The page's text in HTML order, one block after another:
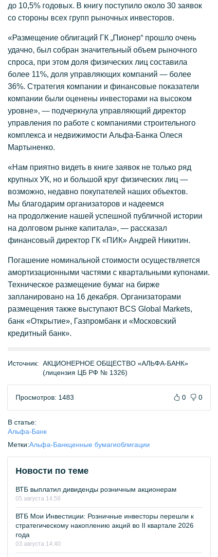
до 10,5% годовых. В книгу поступило около 30 заявок
со стороны всех групп рыночных инвесторов.
«Размещение облигаций ГК „Пионер“ прошло очень
удачно, был собран значительный объем рыночного
спроса, при этом доля физических лиц составила
более 11%, доля управляющих компаний — более
36%. Стратегия компании и финансовые показатели
компании были оценены инвесторами на высоком
уровне», — подчеркнула управляющий директор
управления по работе с компаниями строительного
комплекса и недвижимости Альфа-Банка Олеся
Мартыненко.
«Нам приятно видеть в книге заявок не только ряд
крупных УК, но и большой круг физических лиц —
возможно, недавно покупателей наших объектов.
Мы благодарим организаторов и надеемся
на продолжение нашей успешной публичной истории
на долговом рынке капитала», — рассказал
финансовый директор ГК «ПИК» Андрей Никитин.
Погашение номинальной стоимости осуществляется
амортизационными частями с квартальными купонами.
Техническое размещение бумаг на бирже
запланировано на 16 декабря. Организаторами
размещения также выступают BCS Global Markets,
банк «Открытие», Газпромбанк и «Московский
кредитный банк».
Источник: АКЦИОНЕРНОЕ ОБЩЕСТВО «АЛЬФА-БАНК»
(лицензия ЦБ РФ № 1326)
Просмотров: 1483 0 0
В статье:
Альфа-Банк
Метки:Альфа-Банкценные бумагиоблигации
Новости по теме
ВТБ выплатил дивиденды розничным акционерам
05 августа 14:56
ВТБ Мои Инвестиции: Розничные инвесторы перешли к
стратегическому накоплению акций во II квартале 2026
года
03 августа 14:40